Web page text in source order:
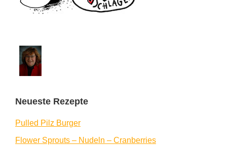
Neueste Rezepte
Pulled Pilz Burger
Flower Sprouts – Nudeln – Cranberries